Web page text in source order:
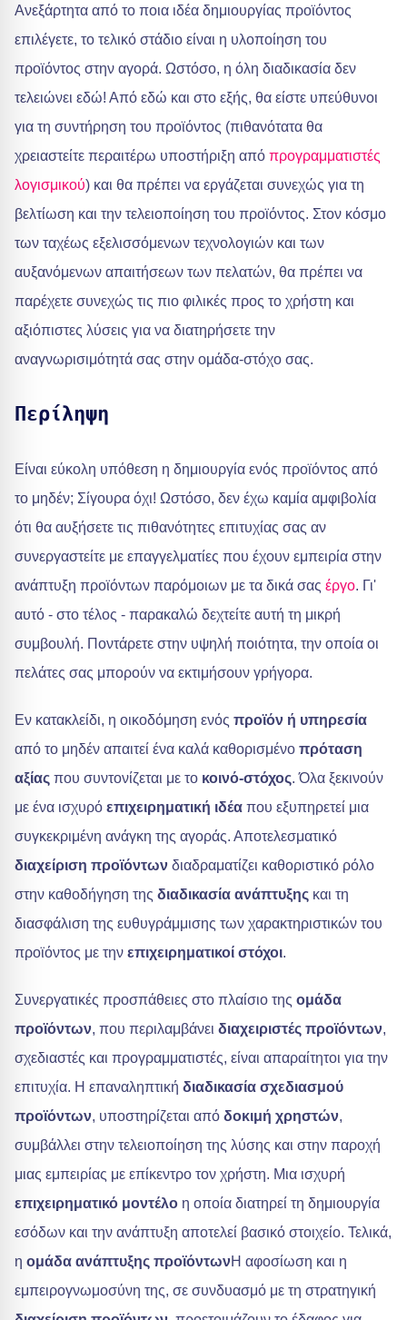
Ανεξάρτητα από το ποια ιδέα δημιουργίας προϊόντος
επιλέγετε, το τελικό στάδιο είναι η υλοποίηση του
προϊόντος στην αγορά. Ωστόσο, η όλη διαδικασία δεν
τελειώνει εδώ! Από εδώ και στο εξής, θα είστε υπεύθυνοι
για τη συντήρηση του προϊόντος (πιθανότατα θα
χρειαστείτε περαιτέρω υποστήριξη από προγραμματιστές
λογισμικού) και θα πρέπει να εργάζεται συνεχώς για τη
βελτίωση και την τελειοποίηση του προϊόντος. Στον κόσμο
των ταχέως εξελισσόμενων τεχνολογιών και των
αυξανόμενων απαιτήσεων των πελατών, θα πρέπει να
παρέχετε συνεχώς τις πιο φιλικές προς το χρήστη και
αξιόπιστες λύσεις για να διατηρήσετε την
αναγνωρισιμότητά σας στην ομάδα-στόχο σας.
Περίληψη
Είναι εύκολη υπόθεση η δημιουργία ενός προϊόντος από
το μηδέν; Σίγουρα όχι! Ωστόσο, δεν έχω καμία αμφιβολία
ότι θα αυξήσετε τις πιθανότητες επιτυχίας σας αν
συνεργαστείτε με επαγγελματίες που έχουν εμπειρία στην
ανάπτυξη προϊόντων παρόμοιων με τα δικά σας έργο. Γι'
αυτό - στο τέλος - παρακαλώ δεχτείτε αυτή τη μικρή
συμβουλή. Ποντάρετε στην υψηλή ποιότητα, την οποία οι
πελάτες σας μπορούν να εκτιμήσουν γρήγορα.
Εν κατακλείδι, η οικοδόμηση ενός προϊόν ή υπηρεσία
από το μηδέν απαιτεί ένα καλά καθορισμένο πρόταση
αξίας που συντονίζεται με το κοινό-στόχος. Όλα ξεκινούν
με ένα ισχυρό επιχειρηματική ιδέα που εξυπηρετεί μια
συγκεκριμένη ανάγκη της αγοράς. Αποτελεσματικό
διαχείριση προϊόντων διαδραματίζει καθοριστικό ρόλο
στην καθοδήγηση της διαδικασία ανάπτυξης και τη
διασφάλιση της ευθυγράμμισης των χαρακτηριστικών του
προϊόντος με την επιχειρηματικοί στόχοι.
Συνεργατικές προσπάθειες στο πλαίσιο της ομάδα
προϊόντων, που περιλαμβάνει διαχειριστές προϊόντων,
σχεδιαστές και προγραμματιστές, είναι απαραίτητοι για την
επιτυχία. Η επαναληπτική διαδικασία σχεδιασμού
προϊόντων, υποστηρίζεται από δοκιμή χρηστών,
συμβάλλει στην τελειοποίηση της λύσης και στην παροχή
μιας εμπειρίας με επίκεντρο τον χρήστη. Μια ισχυρή
επιχειρηματικό μοντέλο η οποία διατηρεί τη δημιουργία
εσόδων και την ανάπτυξη αποτελεί βασικό στοιχείο. Τελικά,
η ομάδα ανάπτυξης προϊόντωνΗ αφοσίωση και η
εμπειρογνωμοσύνη της, σε συνδυασμό με τη στρατηγική